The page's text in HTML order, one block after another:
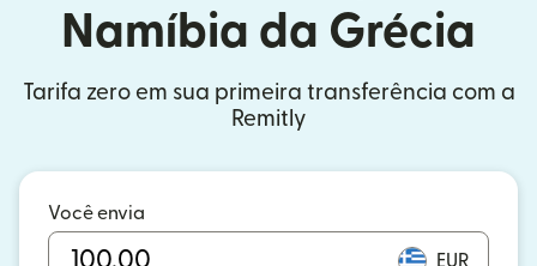
Namíbia da Grécia
Tarifa zero em sua primeira transferência com a
Remitly
Você envia
EUR